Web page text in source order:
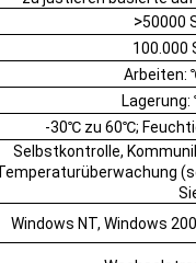
>50000
100.000
Arbeiten:
-30℃ zu 60℃;
Selbstkontrolle,
Windows NT, Windows